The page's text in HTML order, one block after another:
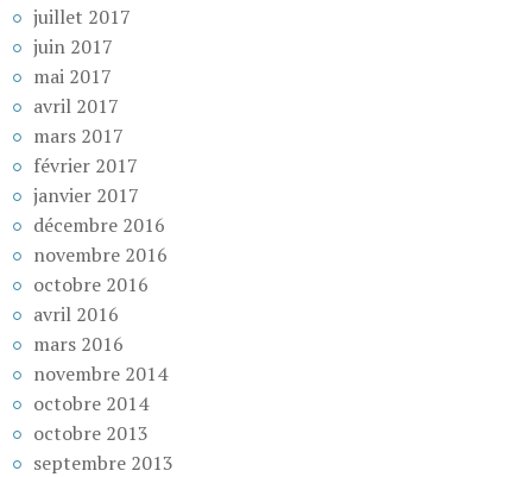
juillet 2017
juin 2017
mai 2017
avril 2017
mars 2017
février 2017
janvier 2017
décembre 2016
novembre 2016
octobre 2016
avril 2016
mars 2016
novembre 2014
octobre 2014
octobre 2013
septembre 2013